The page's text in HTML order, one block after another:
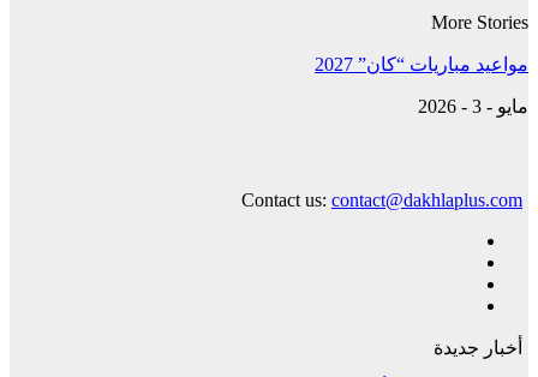
More Stories
مواعيد مباريات “كان” 2027
مايو - 3 - 2026
Contact us: contact@dakhlaplus.com
أخبار جديدة